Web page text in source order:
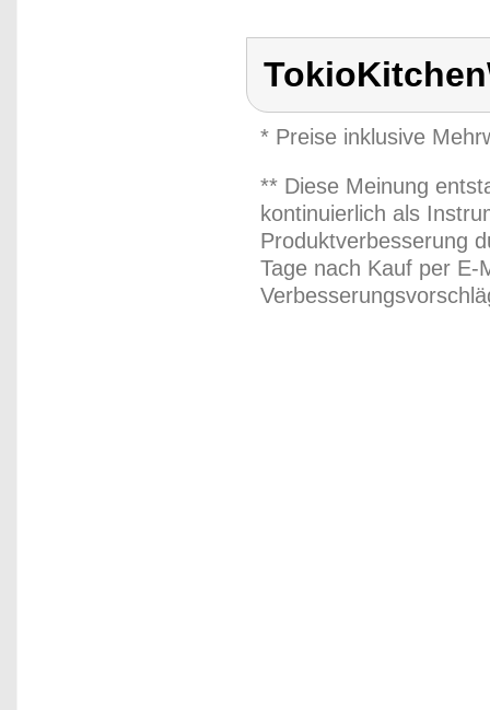
* Preise inklusive
** Diese Meinung
kontinuierlich als
Produktverbesserung
Tage nach Kauf per E-